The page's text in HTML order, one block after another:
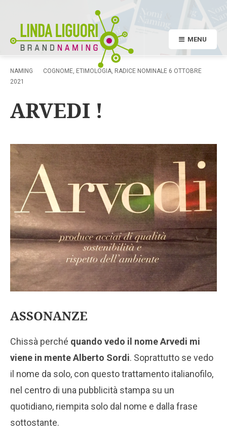
MENU
NAMING COGNOME, ETIMOLOGIA, RADICE NOMINALE 6 OTTOBRE
2021
ARVEDI !
ASSONANZE
Chissà perché quando vedo il nome Arvedi mi
viene in mente Alberto Sordi. Soprattutto se vedo
il nome da solo, con questo trattamento italianofilo,
nel centro di una pubblicità stampa su un
quotidiano, riempita solo dal nome e dalla frase
sottostante.